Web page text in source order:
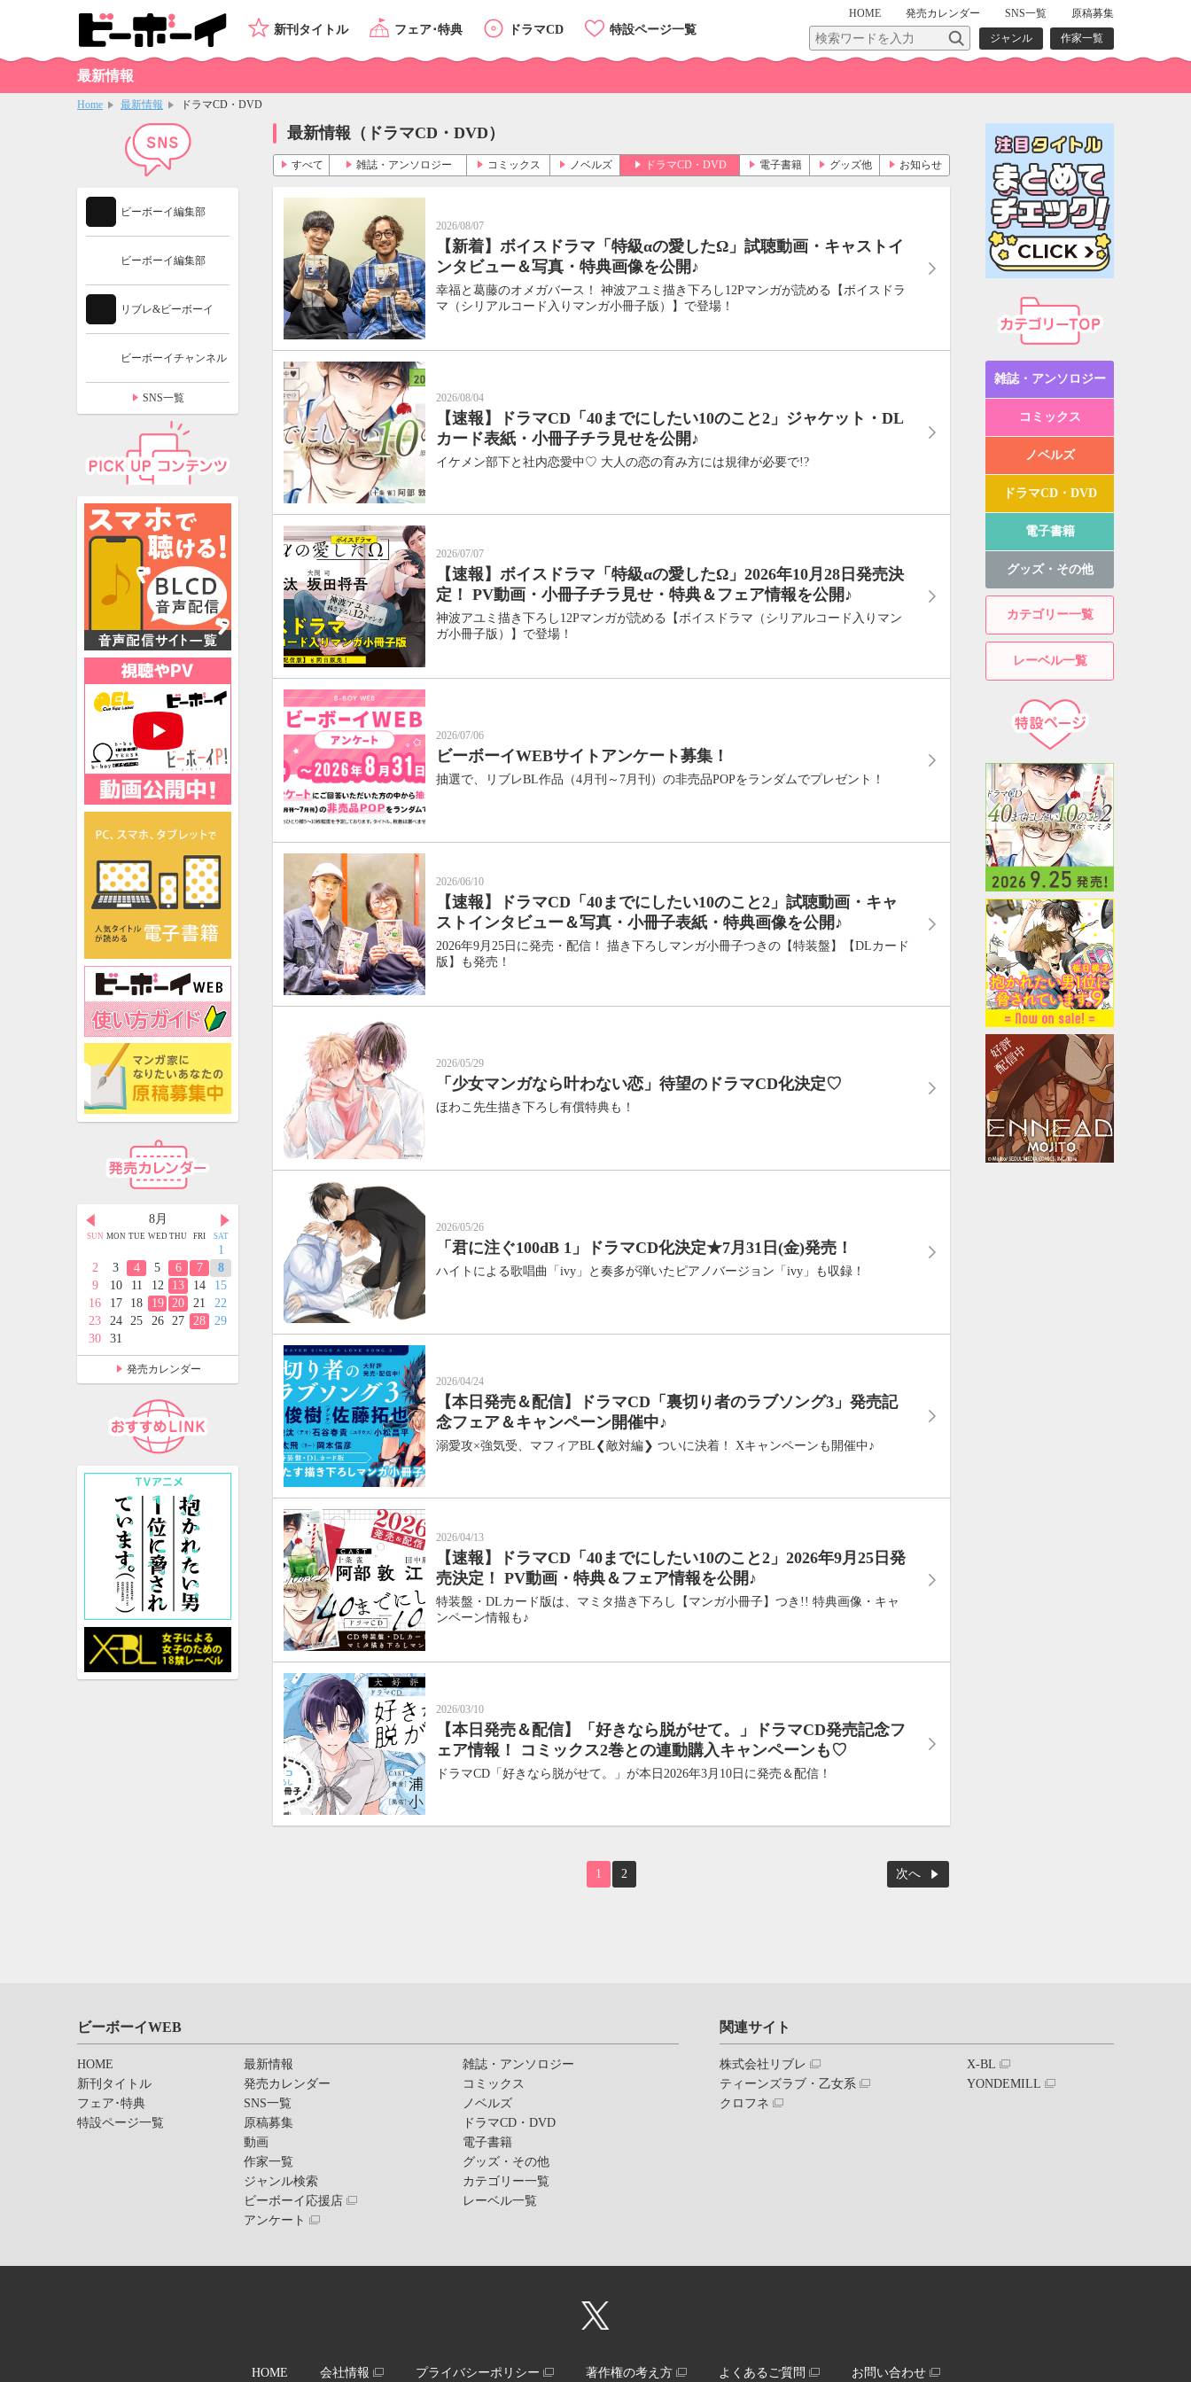
HOME 発売カレンダー SNS一覧
原稿募集
ジャンル
作家一覧
新刊タイトル フェア･特典 ドラマCD 特設ページ一覧
最新情報
Home 最新情報 ドラマCD・DVD
最新情報（ドラマCD・DVD）
すべて 雑誌・アンソロジー コミックス ノベルズ ドラマCD・DVD 電子書籍 グッズ他 お知らせ
2026/08/07
【新着】ボイスドラマ「特級αの愛したΩ」試聴動画・キャストイ
ンタビュー＆写真・特典画像を公開♪
幸福と葛藤のオメガバース！ 神波アユミ描き下ろし12Pマンガが読める【ボイスドラ
マ（シリアルコード入りマンガ小冊子版）】で登場！
2026/08/04
【速報】ドラマCD「40までにしたい10のこと2」ジャケット・DL
カード表紙・小冊子チラ見せを公開♪
イケメン部下と社内恋愛中♡ 大人の恋の育み方には規律が必要で!?
2026/07/07
【速報】ボイスドラマ「特級αの愛したΩ」2026年10月28日発売決
定！ PV動画・小冊子チラ見せ・特典＆フェア情報を公開♪
神波アユミ描き下ろし12Pマンガが読める【ボイスドラマ（シリアルコード入りマン
ガ小冊子版）】で登場！
2026/07/06
ビーボーイWEBサイトアンケート募集！
抽選で、リブレBL作品（4月刊～7月刊）の非売品POPをランダムでプレゼント！
2026/06/10
【速報】ドラマCD「40までにしたい10のこと2」試聴動画・キャ
ストインタビュー＆写真・小冊子表紙・特典画像を公開♪
2026年9月25日に発売・配信！ 描き下ろしマンガ小冊子つきの【特装盤】【DLカード
版】も発売！
2026/05/29
「少女マンガなら叶わない恋」待望のドラマCD化決定♡
ほわこ先生描き下ろし有償特典も！
2026/05/26
「君に注ぐ100dB 1」ドラマCD化決定★7月31日(金)発売！
ハイトによる歌唱曲「ivy」と奏多が弾いたピアノバージョン「ivy」も収録！
2026/04/24
【本日発売＆配信】ドラマCD「裏切り者のラブソング3」発売記
念フェア＆キャンペーン開催中♪
溺愛攻×強気受、マフィアBL❮敵対編❯ ついに決着！ Xキャンペーンも開催中♪
2026/04/13
【速報】ドラマCD「40までにしたい10のこと2」2026年9月25日発
売決定！ PV動画・特典＆フェア情報を公開♪
特装盤・DLカード版は、マミタ描き下ろし【マンガ小冊子】つき!! 特典画像・キャ
ンペーン情報も♪
2026/03/10
【本日発売＆配信】「好きなら脱がせて。」ドラマCD発売記念フ
ェア情報！ コミックス2巻との連動購入キャンペーンも♡
ドラマCD「好きなら脱がせて。」が本日2026年3月10日に発売＆配信！
1 2 次へ
カテゴリーTOP
雑誌・アンソロジー
コミックス
ノベルズ
ドラマCD・DVD
電子書籍
グッズ・その他
カテゴリー一覧
レーベル一覧
特設ページ
ビーボーイ編集部
ビーボーイ編集部
リブレ&ビーボーイ
ビーボーイチャンネル
SNS一覧
8月
SUN MON TUE WED THU FRI SAT
1
2
3 4 5 6 7
8
9
10 11 12 13 14
15
16
17 18 19 20 21
22
23
24 25 26 27 28
29
30
31
9月
TUE WED THU FRI SAT
1 2 3 4
5
9 10 11
12
15 16 17 18
19
22 23 24 25
26
29 30
1 2
3
5 6 7 8 9
10
11
18
25
発売カレンダー
ビーボーイWEB
HOME
新刊タイトル
フェア･特典
特設ページ一覧
最新情報
発売カレンダー
SNS一覧
原稿募集
動画
作家一覧
ジャンル検索
ビーボーイ応援店
アンケート
雑誌・アンソロジー
コミックス
ノベルズ
ドラマCD・DVD
電子書籍
グッズ・その他
カテゴリー一覧
レーベル一覧
関連サイト
株式会社リブレ
ティーンズラブ・乙女系
クロフネ
X-BL
YONDEMILL
HOME 会社情報 プライバシーポリシー 著作権の考え方 よくあるご質問 お問い合わせ